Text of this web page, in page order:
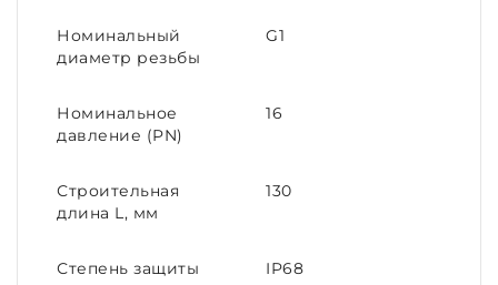
Номинальный
диаметр резьбы
G1
Номинальное
давление (PN)
16
Строительная
длина L, мм
130
Степень защиты IP68